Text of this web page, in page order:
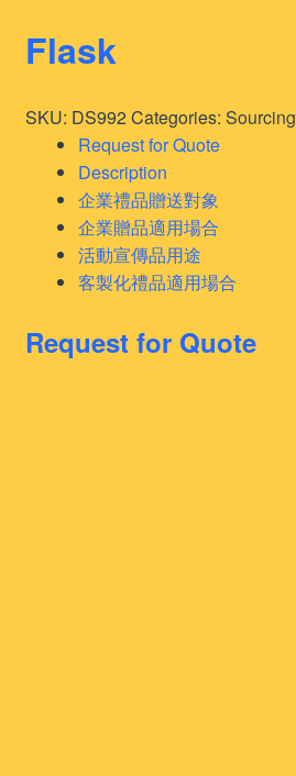
Flask
SKU: DS992Categories: Sourcing
Request for Quote
Description
企業禮品贈送對象
企業贈品適用場合
活動宣傳品用途
客製化禮品適用場合
Request for Quote